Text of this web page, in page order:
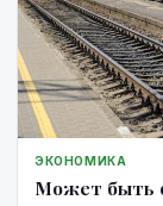
ЭКОНОМИКА
Может быть